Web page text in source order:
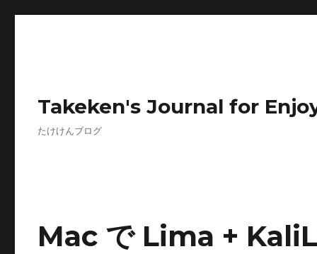
Takeken's Journal for
たけけんブログ
Mac で Lima +